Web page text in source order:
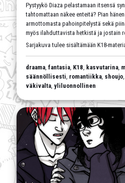
Pystyykö Diaza pelastamaan itsensä
tahtomattaan näkee enteitä? Pian
armottomasta pahoinpitelystä sekä
myös ilahduttavista hetkistä ja jostain
Sarjakuva tulee sisältämään K18-
draama,fantasia, K18, kasvutarina,
säännöllisesti, romantiikka, shoujo
väkivalta,yliluonnollinen